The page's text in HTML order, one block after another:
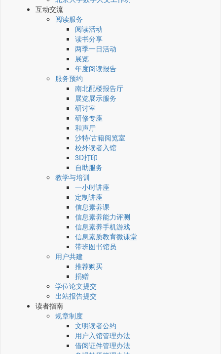
互动交流
阅读服务
阅读活动
读书分享
两季一日活动
展览
年度阅读报告
服务预约
南北配楼报告厅
展览展示服务
研讨室
研修专座
和声厅
沙特/古籍阅览室
校外读者入馆
3D打印
自助服务
教学与培训
一小时讲座
定制讲座
信息素养课
信息素养能力评测
信息素养手机游戏
信息素质教育微课堂
带班图书馆员
用户共建
推荐购买
捐赠
学位论文提交
出站报告提交
读者指南
规章制度
文明读者公约
用户入馆管理办法
借阅证件管理办法